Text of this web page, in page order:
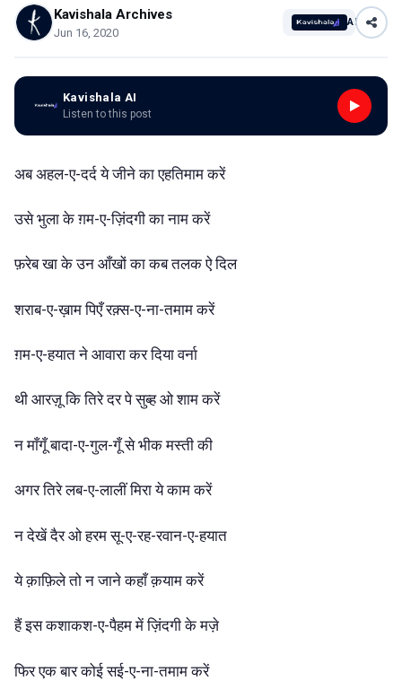
Kavishala Archives
Jun 16, 2020
AI
Kavishala AI
Listen to this post
अबअहल-ए-दर्दयेजीनेकाएहतिमामकरें
उसेभुलाकेग़म-ए-ज़िंदगीकानामकरें
फ़रेबखाकेउन आँखोंकाकबतलकऐदिल
शराब-ए-ख़ामपिएँरक़्स-ए-ना-तमामकरें
ग़म-ए-हयातने आवाराकरदियावर्ना
थी आरज़ूकितिरेदरपेसुब्हओशामकरें
नमाँगूँबादा-ए-गुल-गूँसेभीकमस्तीकी
अगरतिरेलब-ए-लालींमिरायेकामकरें
नदेखेंदैरओहरमसू-ए-रह-रवान-ए-हयात
येक़ाफ़िलेतोनजानेकहाँक़यामकरें
हैंइसकशाकश-ए-पैहममेंज़िंदगीकेमज़े
फिरएकबारकोईसई-ए-ना-तमामकरें